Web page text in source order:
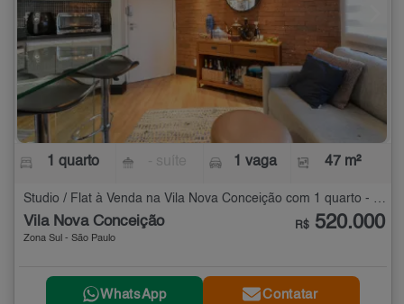
1 quarto 1 vaga 47 m²
Studio / Flat à Venda na Vila Nova Conceição com 1 quarto - 47 m²
Vila Nova Conceição
Zona Sul - São Paulo
R$ 520.000
WhatsApp Contatar